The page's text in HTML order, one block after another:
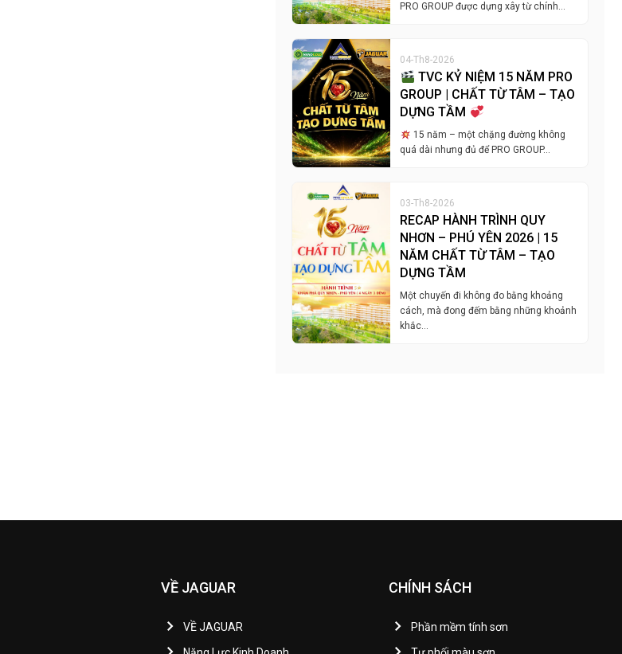
PRO GROUP được dựng xây từ chính…
04-Th8-2026
TVC KỶ NIỆM 15 NĂM PRO
GROUP | CHẤT TỪ TÂM – TẠO
DỰNG TẦM
15 năm – một chặng đường không
quá dài nhưng đủ để PRO GROUP…
03-Th8-2026
RECAP HÀNH TRÌNH QUY
NHƠN – PHÚ YÊN 2026 | 15
NĂM CHẤT TỪ TÂM – TẠO
DỰNG TẦM
Một chuyến đi không đo bằng khoảng
cách, mà đong đếm bằng những khoảnh
khắc…
VỀ JAGUAR
VỀ JAGUAR
CHÍNH SÁCH
Phần mềm tính sơn